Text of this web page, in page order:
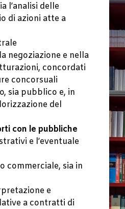
l’analisi delle
di azioni atte a
negoziazione e nella
concordati
concorsuali
sia pubblico e, in
del
con le pubbliche
e l’eventuale
commerciale, sia in
e
a contratti di